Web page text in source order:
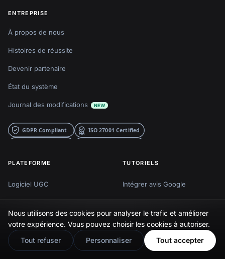
ENTREPRISE
À propos de nous
Histoires de réussite
Devenir partenaire
État du système
Journal des modifications NEW
PLATEFORME
Logiciel UGC
API GBP
Agrégateur de médias
sociaux
TUTORIELS
Intégrer avis Google
Intégrer Reels Instagram
Intégrer flux hashtag
Instagram
Nous utilisons des cookies pour analyser le trafic et améliorer
votre expérience. Vous pouvez choisir les cookies à autoriser.
Tout refuser
Personnaliser Tout accepter
🇬🇧Would you prefer this site in English?
View in English